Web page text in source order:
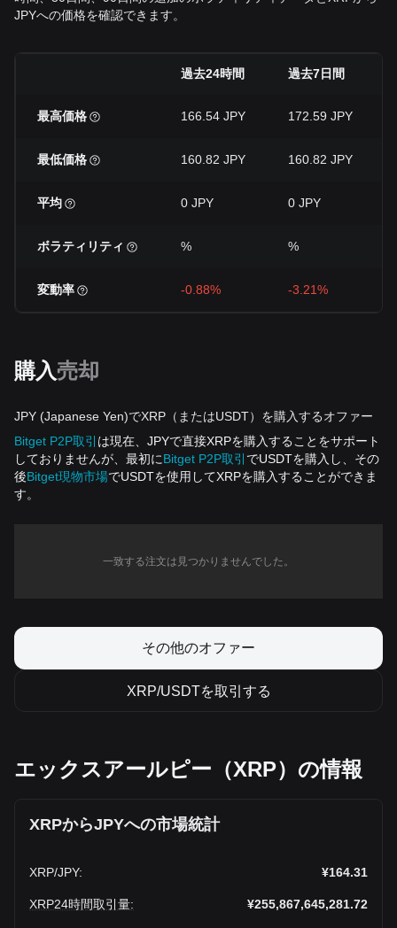
JPYへの価格を確認できます。
過去24時間 過去7日間
最高価格 166.54 JPY 172.59 JPY
最低価格 160.82 JPY 160.82 JPY
平均 0 JPY 0 JPY
ボラティリティ % %
変動率 -0.88% -3.21%
購入売却
JPY (Japanese Yen)でXRP（またはUSDT）を購入するオファー
Bitget P2P取引 は現在、JPYで直接XRPを購入することをサポート
しておりませんが、最初にBitget P2P取引 でUSDTを購入し、その
後Bitget現物市場でUSDTを使用してXRPを購入することができま
す。
一致する注文は見つかりませんでした。
その他のオファー
XRP/USDTを取引する
エックスアールピー（XRP）の情報
XRPからJPYへの市場統計
XRP/JPY: ¥164.31
XRP24時間取引量: ¥255,867,645,281.72